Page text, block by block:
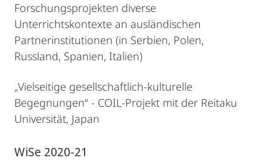
Forschungsprojekten diverse
Unterrichtskontexte an ausländischen
Partnerinstitutionen (in Serbien, Polen,
Russland, Spanien, Italien)
„Vielseitige gesellschaftlich-kulturelle
Begegnungen“ - COIL-Projekt mit der Reitaku
Universität, Japan
WiSe 2020-21